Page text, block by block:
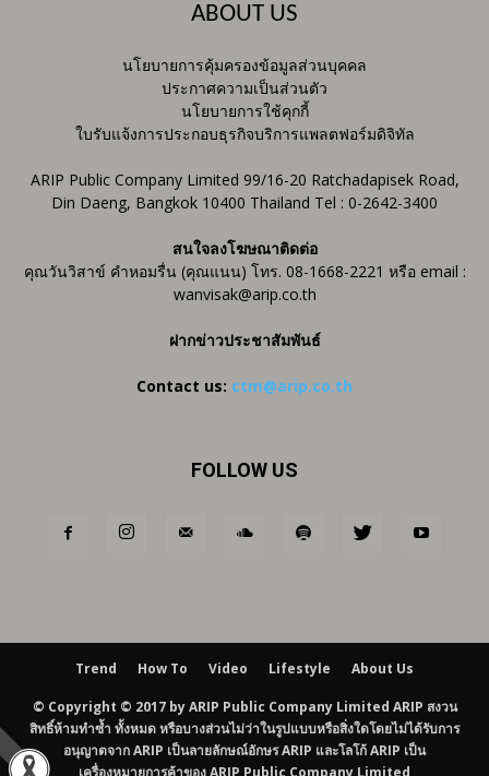
ABOUT US
นโยบายการคุ้มครองข้อมูลส่วนบุคคล
ประกาศความเป็นส่วนตัว
นโยบายการใช้คุกกี้
ใบรับแจ้งการประกอบธุรกิจบริการแพลตฟอร์มดิจิทัล
ARIP Public Company Limited 99/16-20 Ratchadapisek Road,
Din Daeng, Bangkok 10400 Thailand Tel : 0-2642-3400
สนใจลงโฆษณาติดต่อ
คุณวันวิสาข์ คำหอมรื่น (คุณแนน) โทร. 08-1668-2221 หรือ email :
wanvisak@arip.co.th
ฝากข่าวประชาสัมพันธ์
Contact us: ctm@arip.co.th
FOLLOW US
Trend How To Video Lifestyle About Us
© Copyright © 2017 by ARIP Public Company Limited ARIP สงวน
สิทธิ์ห้ามทำซ้ำ ทั้งหมด หรือบางส่วนไม่ว่าในรูปแบบหรือสิ่งใดโดยไม่ได้รับการ
อนุญาตจาก ARIP เป็นลายลักษณ์อักษร ARIP และโลโก้ ARIP เป็น
เครื่องหมายการค้าของ ARIP Public Company Limited